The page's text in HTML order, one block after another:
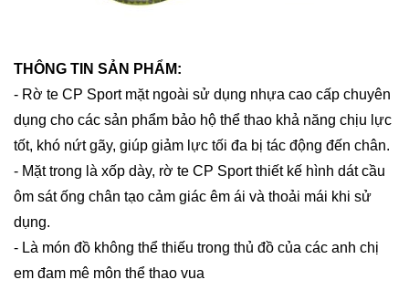
THÔNG TIN SẢN PHẨM:
- Rờ te CP Sport mặt ngoài sử dụng nhựa cao cấp chuyên
dụng cho các sản phẩm bảo hộ thể thao khả năng chịu lực
tốt, khó nứt gãy, giúp giảm lực tối đa bị tác động đến chân.
- Mặt trong là xốp dày, rờ te CP Sport thiết kế hình dát cầu
ôm sát ống chân tạo cảm giác êm ái và thoải mái khi sử
dụng.
- Là món đồ không thể thiếu trong thủ đồ của các anh chị
em đam mê môn thể thao vua